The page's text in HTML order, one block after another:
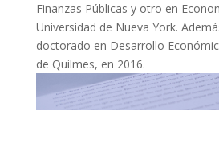
Finanzas Públicas y otro en
Universidad de Nueva York.
doctorado en Desarrollo
de Quilmes, en 2016.